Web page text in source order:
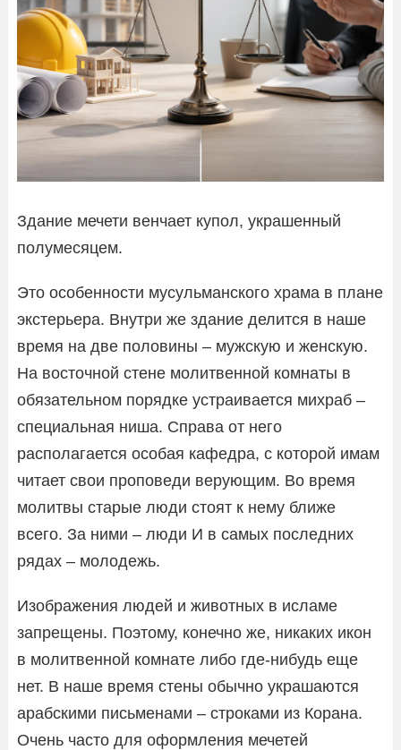
Здание мечети венчает купол, украшенный
полумесяцем.
Это особенности мусульманского храма в плане
экстерьера. Внутри же здание делится в наше
время на две половины – мужскую и женскую.
На восточной стене молитвенной комнаты в
обязательном порядке устраивается михраб –
специальная ниша. Справа от него
располагается особая кафедра, с которой имам
читает свои проповеди верующим. Во время
молитвы старые люди стоят к нему ближе
всего. За ними – люди И в самых последних
рядах – молодежь.
Изображения людей и животных в исламе
запрещены. Поэтому, конечно же, никаких икон
в молитвенной комнате либо где-нибудь еще
нет. В наше время стены обычно украшаются
арабскими письменами – строками из Корана.
Очень часто для оформления мечетей